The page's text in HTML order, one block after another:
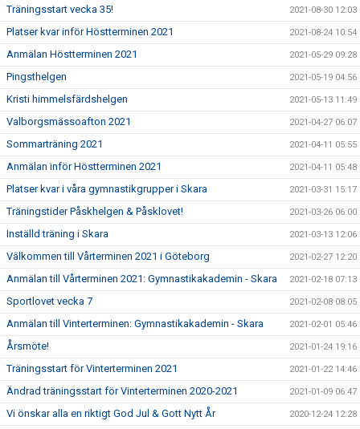
Träningsstart vecka 35! 2021-08-30 12:03
Platser kvar inför Höstterminen 2021 2021-08-24 10:54
Anmälan Höstterminen 2021 2021-05-29 09:28
Pingsthelgen 2021-05-19 04:56
Kristi himmelsfärdshelgen 2021-05-13 11:49
Valborgsmässoafton 2021 2021-04-27 06:07
Sommarträning 2021 2021-04-11 05:55
Anmälan inför Höstterminen 2021 2021-04-11 05:48
Platser kvar i våra gymnastikgrupper i Skara 2021-03-31 15:17
Träningstider Påskhelgen & Påsklovet! 2021-03-26 06:00
Inställd träning i Skara 2021-03-13 12:06
Välkommen till Vårterminen 2021 i Göteborg 2021-02-27 12:20
Anmälan till Vårterminen 2021: Gymnastikakademin - Skara 2021-02-18 07:13
Sportlovet vecka 7 2021-02-08 08:05
Anmälan till Vinterterminen: Gymnastikakademin - Skara 2021-02-01 05:46
Årsmöte! 2021-01-24 19:16
Träningsstart för Vinterterminen 2021 2021-01-22 14:46
Ändrad träningsstart för Vinterterminen 2020-2021 2021-01-09 06:47
Vi önskar alla en riktigt God Jul & Gott Nytt År 2020-12-24 12:28